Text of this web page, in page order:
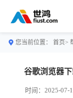
您当前位置： 首页>
谷歌浏览器
时间：2025-07-